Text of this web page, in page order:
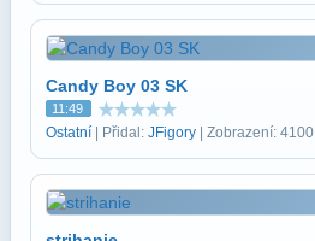
Candy Boy 03 SK
11:49
Ostatní | Přidal: JFigory | Zobrazení: 4100